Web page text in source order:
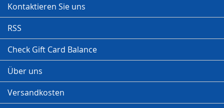
Kontaktieren Sie uns
RSS
Check Gift Card Balance
Über uns
Versandkosten